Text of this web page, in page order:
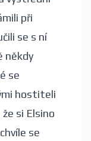
při
se s ní
někdy
se
hostiteli
si Elsino
se